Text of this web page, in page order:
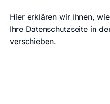
Hier erklären wir Ihnen,
Ihre Datenschutzseite in
verschieben.
Mit dem Abspielen